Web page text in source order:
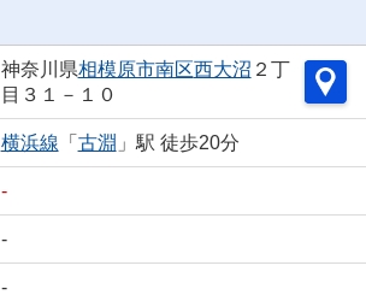
神奈川県相模原市南区西大沼 ２丁
目３１－１０
横浜線 「 古淵 」駅 徒歩20分
-
-
-